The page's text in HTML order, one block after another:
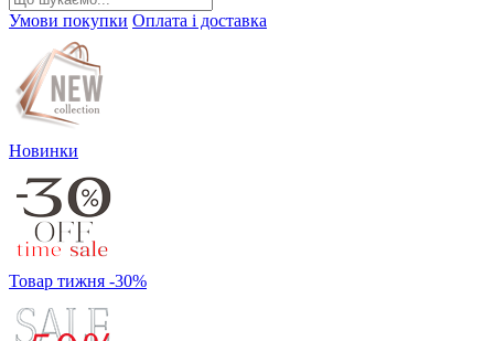
Умови покупки Оплата і доставка
Новинки
Товар тижня -30%